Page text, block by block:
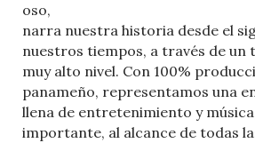
oso,
narra nuestra historia desde el
nuestros tiempos, a través de un
muy alto nivel. Con 100%
panameño, representamos una
llena de entretenimiento y
importante, al alcance de todas